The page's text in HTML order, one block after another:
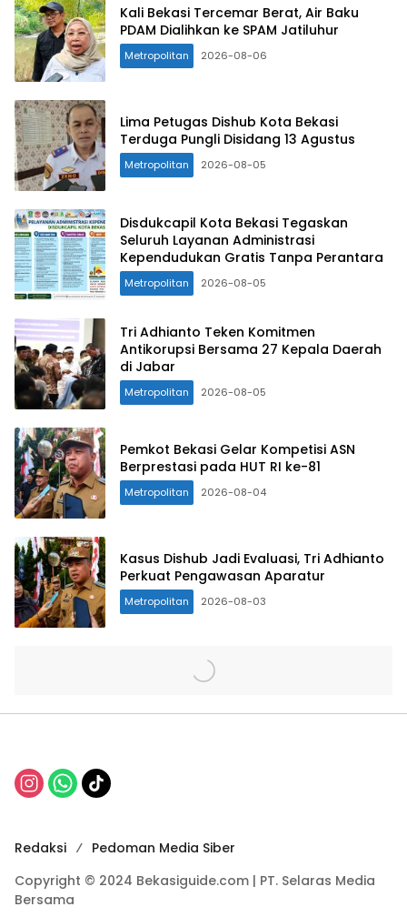
Kali Bekasi Tercemar Berat, Air Baku
PDAM Dialihkan ke SPAM Jatiluhur
Metropolitan 2026-08-06
Lima Petugas Dishub Kota Bekasi
Terduga Pungli Disidang 13 Agustus
Metropolitan 2026-08-05
Disdukcapil Kota Bekasi Tegaskan
Seluruh Layanan Administrasi
Kependudukan Gratis Tanpa Perantara
Metropolitan 2026-08-05
Tri Adhianto Teken Komitmen
Antikorupsi Bersama 27 Kepala Daerah
di Jabar
Metropolitan 2026-08-05
Pemkot Bekasi Gelar Kompetisi ASN
Berprestasi pada HUT RI ke-81
Metropolitan 2026-08-04
Kasus Dishub Jadi Evaluasi, Tri Adhianto
Perkuat Pengawasan Aparatur
Metropolitan 2026-08-03
Redaksi
Pedoman Media Siber
Copyright © 2024 Bekasiguide.com | PT. Selaras Media
Bersama